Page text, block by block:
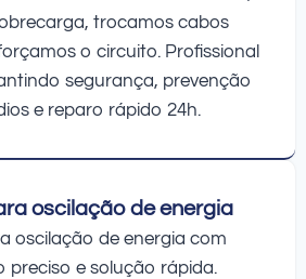
trocamos cabos
o circuito. Profissional
segurança, prevenção
e reparo rápido 24h.
oscilação de energia
oscilação de energia com
preciso e solução rápida.